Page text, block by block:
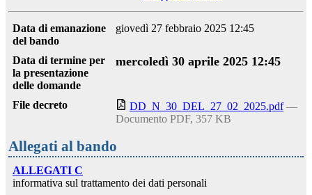
Data di emanazione
del bando
giovedì 27 febbraio 2025 12:45
Data di termine per
la presentazione
delle domande
mercoledì 30 aprile 2025 12:45
File decreto DD_N_30_DEL_27_02_2025.pdf —
Documento PDF, 357 KB
Allegati al bando
ALLEGATI C
informativa sul trattamento dei dati personali